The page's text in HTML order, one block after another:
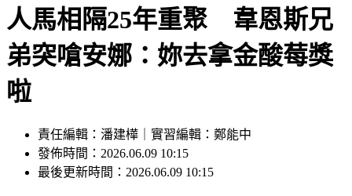
人馬相隔25年重聚 韋恩斯兄
弟突嗆安娜：妳去拿金酸莓獎
啦
責任編輯：潘建樺｜實習編輯：鄭能中
發佈時間：2026.06.09 10:15
最後更新時間：2026.06.09 10:15